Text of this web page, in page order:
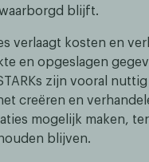
blijft.
verlaagt kosten en
en opgeslagen
zijn vooral
creëren en
mogelijk maken,
blijven.